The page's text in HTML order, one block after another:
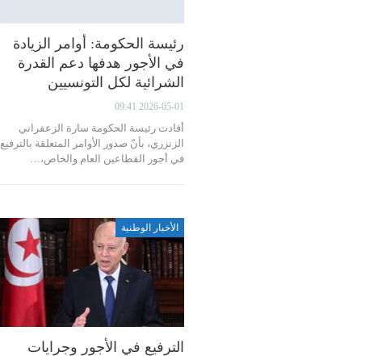
رئيسة الحكومة: أوامر الزيادة
في الأجور هدفها دعم القدرة
الشرائية لكل التونسيين
2026-05-01 09:41
أفادت رئيسة الحكومة سارة الزعفراني
الزنزري، بأنّ صدور الأوامر المتعلقة بالترفيع
في أجور القطاعين العام والخاص،…
الأخبار الوطنية
الترفيع في الأجور وجرايات